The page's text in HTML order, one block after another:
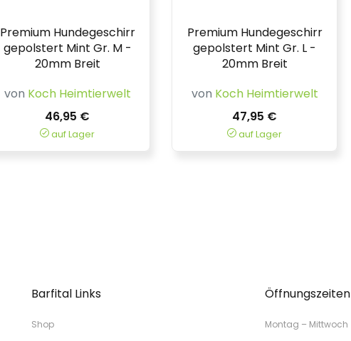
Premium Hundegeschirr
gepolstert Mint Gr. M -
20mm Breit
von Koch Heimtierwelt
46,95 €
auf Lager
Premium Hundegeschirr
gepolstert Mint Gr. L -
20mm Breit
von Koch Heimtierwelt
47,95 €
auf Lager
Barfital Links
Shop
Öffnungszeiten
Montag – Mittwoch